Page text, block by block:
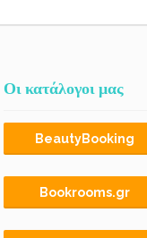
Οι κατάλογοι μας
BeautyBooking
Bookrooms.gr